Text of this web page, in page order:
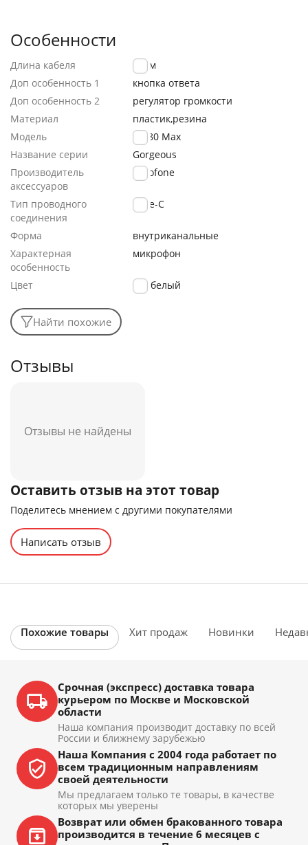
Особенности
Длина кабеля
1.2 м
Доп особенность 1
кнопка ответа
Доп особенность 2
регулятор громкости
Материал
пластик,резина
Модель
BM80 Max
Название серии
Gorgeous
Производитель
аксессуаров
Borofone
Тип проводного
соединения
Type-C
Форма
внутриканальные
Характерная
особенность
микрофон
Цвет белый
Найти похожие
Отзывы
Отзывы не найдены
Оставить отзыв на этот товар
Поделитесь мнением с другими покупателями
Написать отзыв
Похожие товары Хит продаж Новинки
Срочная (экспресс) доставка товара
курьером по Москве и Московской
области
Наша компания производит доставку по всей
России и ближнему зарубежью
Наша Компания с 2004 года работает по
всем традиционным направлениям
своей деятельности
Мы предлагаем только те товары, в качестве
которых мы уверены
Возврат или обмен бракованного товара
производится в течение 6 месяцев с